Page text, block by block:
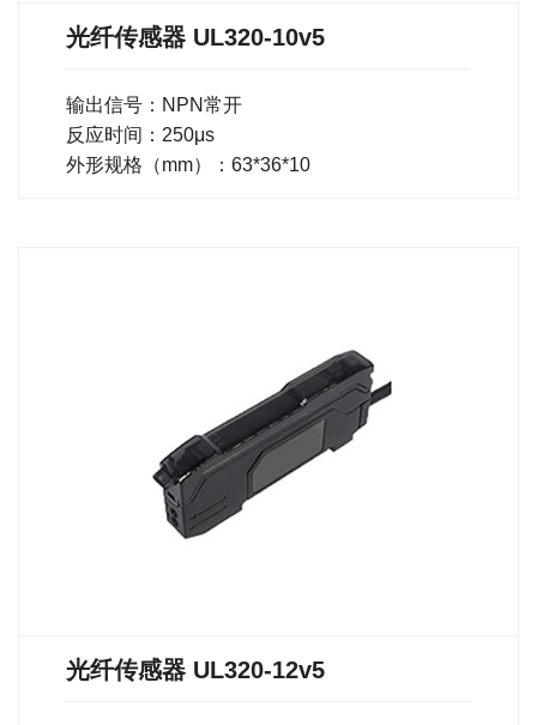
光纤传感器 UL320-10v5
输出信号：NPN常开
反应时间：250μs
外形规格（mm）：63*36*10
光纤传感器 UL320-12v5